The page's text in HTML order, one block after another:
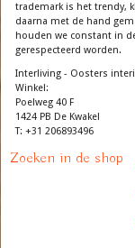
trademark is het trendy,
daarna met de hand
houden we constant in
gerespecteerd worden.
Interliving - Oosters
Winkel:
Poelweg 40 F
1424 PB De Kwakel
T: +31 206893496
Zoeken in de shop